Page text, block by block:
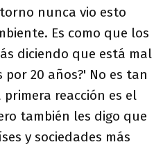
nunca vio esto
Es como que los
diciendo que está mal
20 años?' No es tan
reacción es el
también les digo que
y sociedades más